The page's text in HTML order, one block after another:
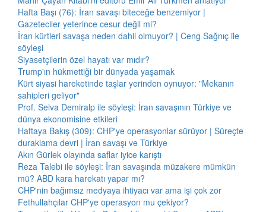
Hafta Başı (76): İran savaşı biteceğe benzemiyor |
Gazeteciler yeterince cesur değil mi?
İran kürtleri savaşa neden dahil olmuyor? | Ceng Sağnıç ile
söyleşi
Siyasetçilerin özel hayatı var mıdır?
Trump'ın hükmettiği bir dünyada yaşamak
Kürt siyasi hareketinde taşlar yerinden oynuyor: "Mekanın
sahipleri geliyor"
Prof. Selva Demiralp ile söyleşi: İran savaşının Türkiye ve
dünya ekonomisine etkileri
Haftaya Bakış (309): CHP'ye operasyonlar sürüyor | Süreçte
duraklama devri | İran savaşı ve Türkiye
Akın Gürlek olayında saflar iyice karıştı
Reza Talebi ile söyleşi: İran savaşında müzakere mümkün
mü? ABD kara harekatı yapar mı?
CHP'nin bağımsız medyaya ihtiyacı var ama işi çok zor
Fethullahçılar CHP'ye operasyon mu çekiyor?